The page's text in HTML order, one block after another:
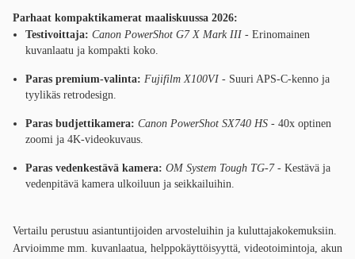
Parhaat kompaktikamerat maaliskuussa 2026:
Testivoittaja: Canon PowerShot G7 X Mark III - Erinomainen
kuvanlaatu ja kompakti koko.
Paras premium-valinta: Fujifilm X100VI - Suuri APS-C-kenno ja
tyylikäs retrodesign.
Paras budjettikamera: Canon PowerShot SX740 HS - 40x optinen
zoomi ja 4K-videokuvaus.
Paras vedenkestävä kamera: OM System Tough TG-7- Kestävä ja
vedenpitävä kamera ulkoiluun ja seikkailuihin.
Vertailu perustuu asiantuntijoiden arvosteluihin ja kuluttajakokemuksiin.
Arvioimme mm. kuvanlaatua, helppokäyttöisyyttä, videotoimintoja, akun